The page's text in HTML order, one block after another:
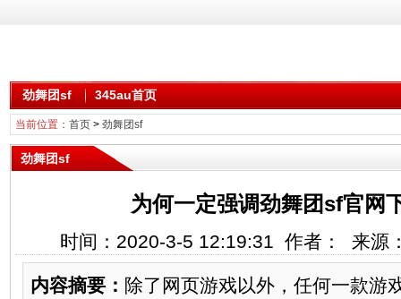
劲舞团sf 345au首页
当前位置： 首页> 劲舞团sf
劲舞团sf
为何一定强调劲舞团sf官网
时间：2020-3-5 12:19:31 作者： 来源
内容摘要： 除了网页游戏以外，任何一款游